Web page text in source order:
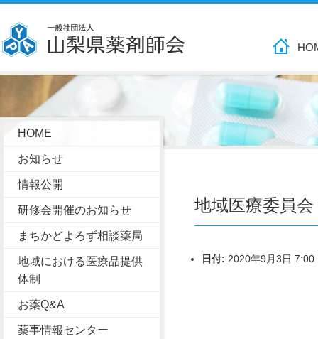
HOME
お知らせ
情報公開
研修会開催のお知らせ
まちかどよろず相談薬局
地域における医療品提供
体制
お薬Q&A
薬事情報センター
地域医療委員
日付: 2020年9月3日 7:00